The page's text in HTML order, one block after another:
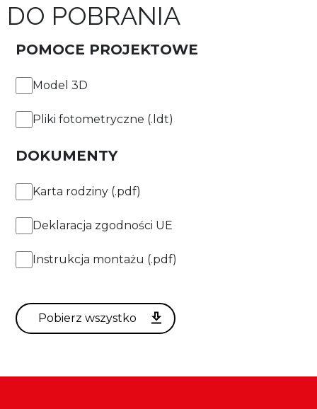
DO POBRANIA
POMOCE PROJEKTOWE
Model 3D
Pliki fotometryczne (.ldt)
DOKUMENTY
Karta rodziny (.pdf)
Deklaracja zgodności UE
Instrukcja montażu (.pdf)